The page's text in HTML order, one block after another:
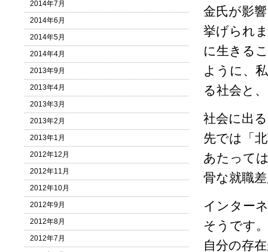
金氏が影
挙げられ
に生きる
ように、
る社会と
社会に出
先では「
あたって
骨な就職
インター
そうです
自分の存
2014年7月
2014年6月
2014年5月
2014年4月
2013年9月
2013年4月
2013年3月
2013年2月
2013年1月
2012年12月
2012年11月
2012年10月
2012年9月
2012年8月
2012年7月